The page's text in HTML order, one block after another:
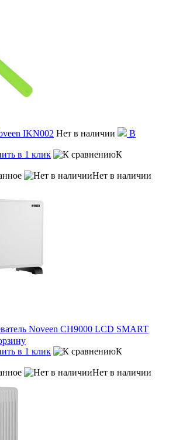
IKN002 Нет в наличии
В
в 1 клик
К
Нет в наличии
Noveen CH9000 LCD SMART
в 1 клик
К
Нет в наличии